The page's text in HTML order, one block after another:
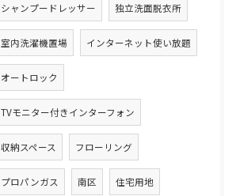
シャンプードレッサー 独立洗面脱衣所
室内洗濯機置場 インターネット使い放題
オートロック
TVモニター付きインターフォン
収納スペース フローリング
プロパンガス 南区 住宅用地